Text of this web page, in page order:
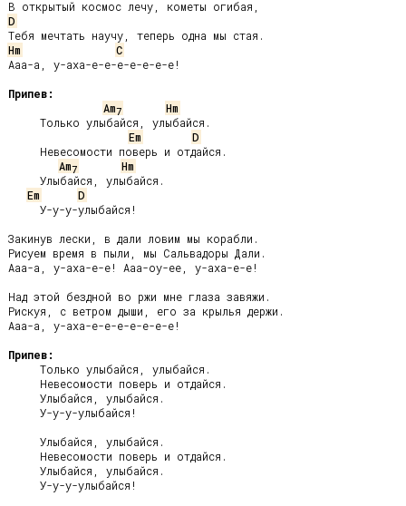
D
Hm
C
Ааа-а, у-аха-е-е-е-е-е-е-е!
Припев:
Am7
Hm
Em
D
Am7
Hm
Em
D
Закинув лески, в дали ловим мы корабли.
Рисуем время в пыли, мы Сальвадоры Дали.
Ааа-а, у-аха-е-е! Ааа-оу-ее, у-аха-е-е!
Над этой бездной во ржи мне глаза завяжи.
Рискуя, с ветром дыши, его за крылья держи.
Ааа-а, у-аха-е-е-е-е-е-е-е!
Припев: